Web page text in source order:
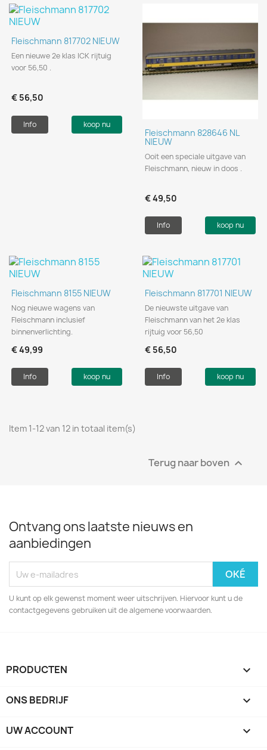
Fleischmann 817702 NIEUW
Een nieuwe 2e klas ICK rijtuig
voor 56,50 .
€ 56,50
Info koop nu
Fleischmann 828646 NL
NIEUW
Ooit een speciale uitgave van
Fleischmann, nieuw in doos .
€ 49,50
Info koop nu
Fleischmann 8155 NIEUW
Nog nieuwe wagens van
Fleischmann inclusief
binnenverlichting.
€ 49,99
Info koop nu
Fleischmann 817701 NIEUW
De nieuwste uitgave van
Fleischmann van het 2e klas
rijtuig voor 56,50
€ 56,50
Info koop nu
Item 1-12 van 12 in totaal item(s)
Terug naar boven 
Ontvang ons laatste nieuws en
aanbiedingen
U kunt op elk gewenst moment weer uitschrijven. Hiervoor kunt u de
contactgegevens gebruiken uit de algemene voorwaarden.
PRODUCTEN 
ONS BEDRIJF 
UW ACCOUNT 